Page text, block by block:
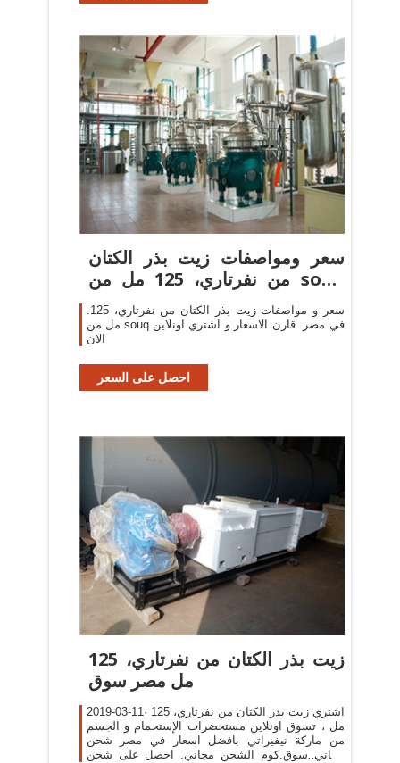
سعر ومواصفات زيت بذر الكتان
من نفرتاري، 125 مل من souq
فى.سعر و مواصفات زيت بذر الكتان من نفرتاري، 125
مل من souq في مصر. قارن الاسعار و اشتري اونلاين
الان
احصل على السعر
زيت بذر الكتان من نفرتاري، 125
مل مصر سوق
2019-03-11· اشتري زيت بذر الكتان من نفرتاري، 125
مل ، تسوق اونلاين مستحضرات الإستحمام و الجسم
من ماركة نيفيراتي بافضل اسعار في مصر شحن
مجاني سوق.كوم الشحن مجاني. احصل على شحن